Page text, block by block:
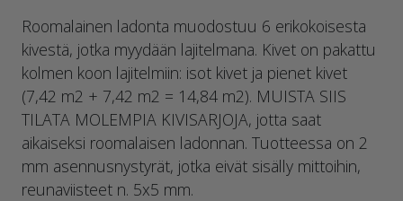
Roomalainen ladonta muodostuu 6 erikokoisesta
kivestä, jotka myydään lajitelmana. Kivet on pakattu
kolmen koon lajitelmiin: isot kivet ja pienet kivet
(7,42 m2 + 7,42 m2 = 14,84 m2). MUISTA SIIS
TILATA MOLEMPIA KIVISARJOJA, jotta saat
aikaiseksi roomalaisen ladonnan. Tuotteessa on 2
mm asennusnystyrät, jotka eivät sisälly mittoihin,
reunaviisteet n. 5x5 mm.